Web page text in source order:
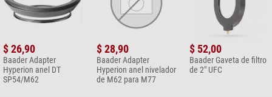
$ 26,90
Baader Adapter
Hyperion anel DT
SP54/M62
$ 28,90
Baader Adapter
Hyperion anel nivelador
de M62 para M77
$ 52,00
Baader Gaveta de filtro
de 2" UFC